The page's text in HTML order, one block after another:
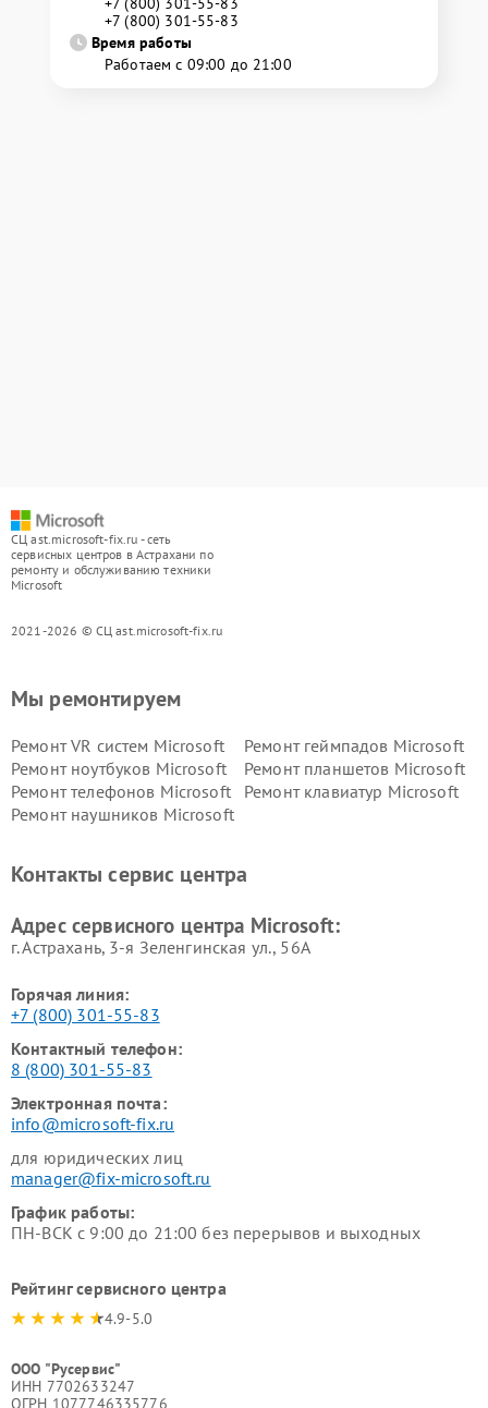
+7 (800) 301-55-83
Время работы
Работаем с 09:00 до 21:00
СЦ ast.microsoft-fix.ru - сеть
сервисных центров в Астрахани по
ремонту и обслуживанию техники
Microsoft
2021-2026 © СЦ ast.microsoft-fix.ru
Мы ремонтируем
Ремонт VR систем Microsoft
Ремонт геймпадов Microsoft
Ремонт ноутбуков Microsoft
Ремонт планшетов Microsoft
Ремонт телефонов Microsoft
Ремонт клавиатур Microsoft
Ремонт наушников Microsoft
Контакты сервис центра
Адрес сервисного центра Microsoft:
г. Астрахань, 3-я Зеленгинская ул., 56А
Горячая линия:
+7 (800) 301-55-83
Контактный телефон:
8 (800) 301-55-83
Электронная почта:
info@microsoft-fix.ru
для юридических лиц
manager@fix-microsoft.ru
График работы:
ПН-ВСК с 9:00 до 21:00 без перерывов и выходных
Рейтинг сервисного центра
4.9-5.0
ООО "Русервис"
ИНН 7702633247
ОГРН 1077746335776